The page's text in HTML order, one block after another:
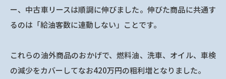
ー、中古車リースは順調に伸びました。伸びた商品に共通す
るのは「給油客数に連動しない」ことです。
これらの油外商品のおかげで、燃料油、洗車、オイル、車検
の減少をカバーしてなお420万円の粗利増となりました。